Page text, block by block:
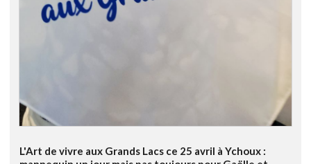
L'Art de vivre aux Grands Lacs ce 25 avril à Ychoux :